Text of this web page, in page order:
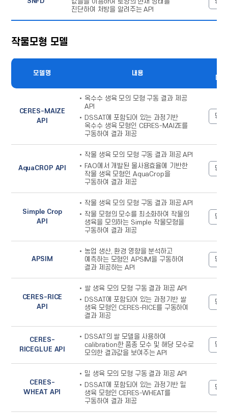
값들을 이용하여 토양의 현재 상태를
진단하여 처방을 알려주는 API
작물모형 모델
작물모형
-
구성
모델명 내용
다
CERES-MAIZE
API
옥수수 생육 모의 모형 구동 결과 제공
API
DSSAT에 포함되어 있는 과정기반
옥수수 생육 모형인 CERES-MAIZE를
구동하여 결과 제공
명세
AquaCROP API
작물 생육 모의 모형 구동 결과 제공 API
FAO에서 개발된 물사용효율에 기반한
작물 생육 모형인 AquaCrop을
구동하여 결과 제공
명세
Simple Crop
API
작물 생육 모의 모형 구동 결과 제공 API
작물 모형의 모수를 최소화하여 작물의
생육을 모의하는 Simple 작물모형을
구동하여 결과 제공
명세
APSIM
농업 생산, 환경 영향을 분석하고
예측하는 모형인 APSIM을 구동하여
결과 제공하는 API
명세
CERES-RICE
API
쌀 생육 모의 모형 구동 결과 제공 API
DSSAT에 포함되어 있는 과정기반 쌀
생육 모형인 CERES-RICE를 구동하여
결과 제공
명세
CERES-
RICEGLUE API
DSSAT의 쌀 모델을 사용하여
calibration한 품종 모수 및 해당 모수로
모의한 결과값을 보여주는 API
명세
CERES-
WHEAT API
밀 생육 모의 모형 구동 결과 제공 API
DSSAT에 포함되어 있는 과정기반 밀
생육 모형인 CERES-WHEAT를
구동하여 결과 제공
명세